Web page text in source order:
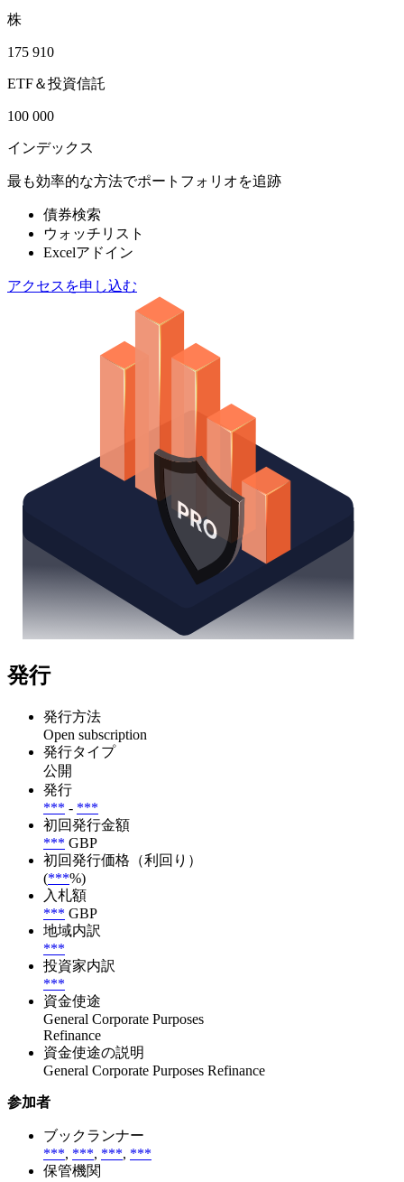
株
175 910
ETF＆投資信託
100 000
インデックス
最も効率的な方法でポートフォリオを追跡
債券検索
ウォッチリスト
Excelアドイン
アクセスを申し込む
発行
発行方法
Open subscription
発行タイプ
公開
発行
*** - ***
初回発行金額
*** GBP
初回発行価格（利回り）
(***%)
入札額
*** GBP
地域内訳
***
投資家内訳
***
資金使途
General Corporate Purposes
Refinance
資金使途の説明
General Corporate Purposes Refinance
参加者
ブックランナー
***, ***, ***, ***
保管機関